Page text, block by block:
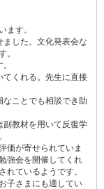
ます。
した。文化発表会な
。
てくれる。先生に直接
ことでも相談でき助
副教材を用いて反復学
価が寄せられていま
強会を開催してくれ
れているようです。
子さまにも適してい